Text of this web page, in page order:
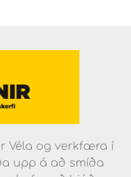
Véla og verkfæra í
upp á að smíða